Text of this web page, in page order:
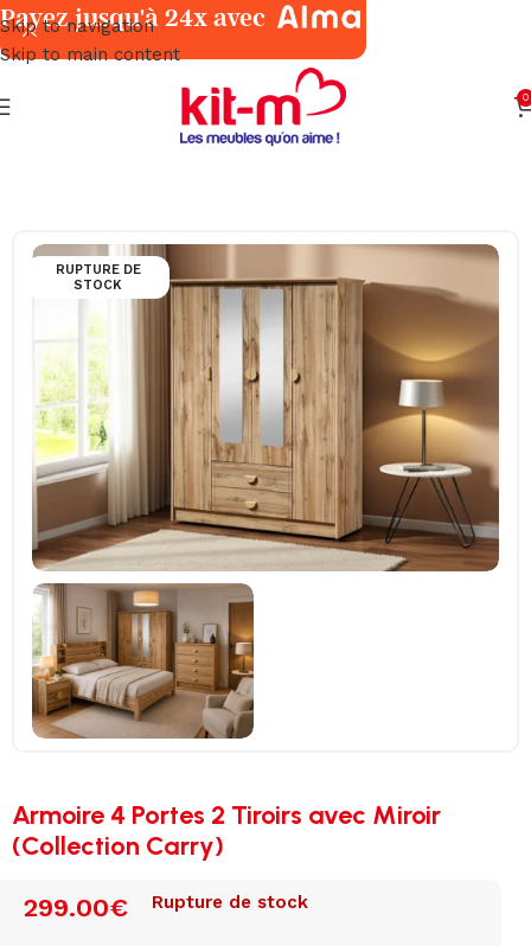
Skip to navigation
Skip to main content
0
Chambres à Coucher Armoires, Commodes & Chevets
RUPTURE DE
STOCK
Armoire 4 Portes 2 Tiroirs avec Miroir
(Collection Carry)
299.00€ Rupture de stock
Payez jusqu'à 24x avec